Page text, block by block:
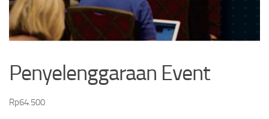
Penyelenggaraan Event
Rp64.500